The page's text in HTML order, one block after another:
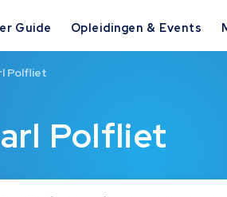
Guide Opleidingen & Events
Polfliet
Polfliet